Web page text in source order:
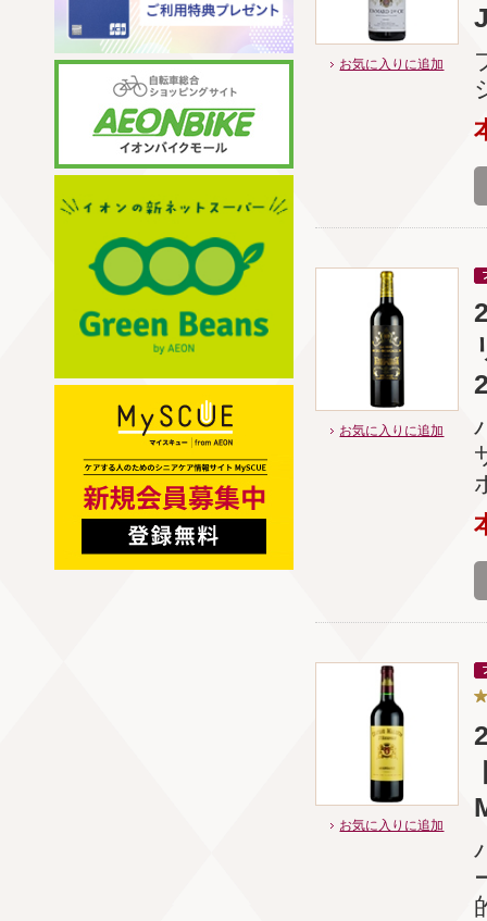
お気に入りに追加
お気に入りに追加
お気に入りに追加